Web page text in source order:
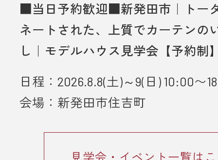
■当日予約歓迎■新発田市｜トー
ネートされた、上質でカーテンの
し｜モデルハウス見学会【予約制
日程：2026.8.8(土)～9(日) 10:00〜
会場：新発田市住吉町
見学会・イベント一覧は